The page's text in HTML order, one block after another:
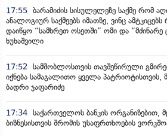
17:55 ბარამიძის სისულელეზე საქმე რომ
ანალოგიურ საქმეებს იმათზე, ვინც
დაიწყო “სამხრეთ ოსეთში” ომი და “მძინარე
ხუხაშვილი
17:52
სამშობლოსთვის თავშეწირული
იქნება სამაგალითო ყველა პატრიოტისთვის,
ბადრი ჯაფარიძე
17:34 საქართველოს ბანკის ორგანიზებით,
ბიზნესისთვის შრომის უსაფრთხოების